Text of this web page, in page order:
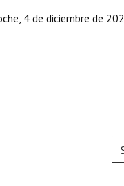
4 de diciembre de